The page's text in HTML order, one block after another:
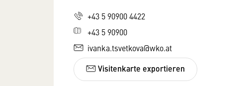
+43 5 90900 4422
+43 5 90900
ivanka.tsvetkova@wko.at
Visitenkarte exportieren